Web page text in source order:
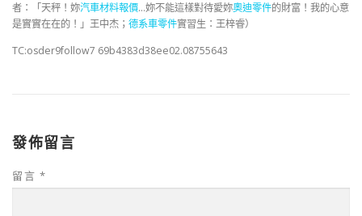
者：「天秤！妳汽車材料報價…妳不能這樣對待愛妳奧迪零件的財富！我的心意
是實實在在的！」王中杰； 德系車零件實習生：王梓睿）
TC:osder9follow7 69b4383d38ee02.08755643
發佈留言
留言 *